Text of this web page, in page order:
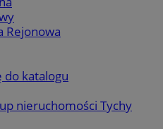
Rejonowa
do katalogu
nieruchomości Tychy